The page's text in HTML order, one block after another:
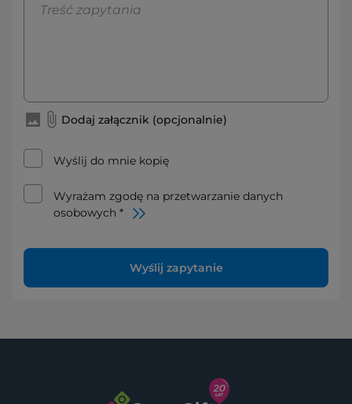
Dodaj załącznik (opcjonalnie)
Wyślij do mnie kopię
Wyrażam zgodę na przetwarzanie danych
osobowych *
Wyślij zapytanie